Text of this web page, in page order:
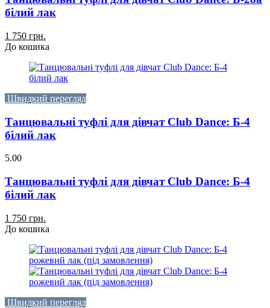
білий лак
1 750 грн.
До кошика
Швидкий перегляд
Танцювальні туфлі для дівчат Club Dance: Б-4
білий лак
5.00
Танцювальні туфлі для дівчат Club Dance: Б-4
білий лак
1 750 грн.
До кошика
Швидкий перегляд